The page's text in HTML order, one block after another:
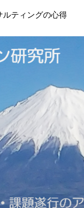
ルティングの心得